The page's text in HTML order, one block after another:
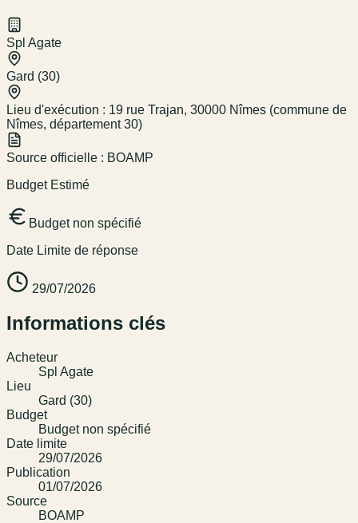
Spl Agate
Gard (30)
Lieu d'exécution : 19 rue Trajan, 30000 Nîmes (commune de
Nîmes, département 30)
Source officielle : BOAMP
Budget Estimé
Budget non spécifié
Date Limite de réponse
29/07/2026
Informations clés
Acheteur
Spl Agate
Lieu
Gard (30)
Budget
Budget non spécifié
Date limite
29/07/2026
Publication
01/07/2026
Source
BOAMP